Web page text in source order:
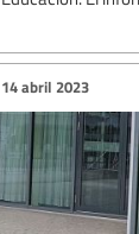
14 abril 2023